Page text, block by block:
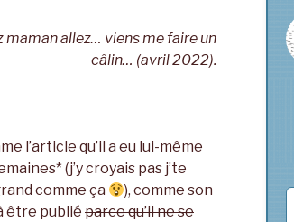
allez… viens me faire un
câlin… (avril 2022).
l’article qu’il a eu lui-même
(j’y croyais pas j’te
comme ça
), comme son
être publié parce qu’il ne se